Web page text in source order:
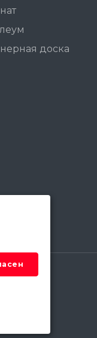
доска